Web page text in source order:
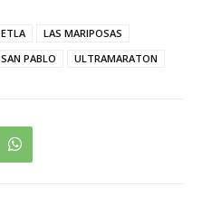
ETLA
LAS MARIPOSAS
SAN PABLO ULTRAMARATON